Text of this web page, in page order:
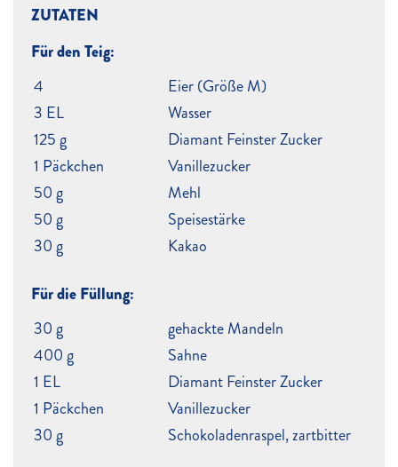
ZUTATEN
Für den Teig:
4
Eier (Größe M)
3 EL
Wasser
125 g
Diamant Feinster Zucker
1 Päckchen
Vanillezucker
50 g
Mehl
50 g
Speisestärke
30 g
Kakao
Für die Füllung:
30 g
gehackte Mandeln
400 g
Sahne
1 EL
Diamant Feinster Zucker
1 Päckchen
Vanillezucker
30 g
Schokoladenraspel, zartbitter